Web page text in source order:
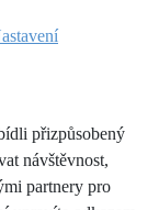
přizpůsobený
návštěvnost,
partnery pro